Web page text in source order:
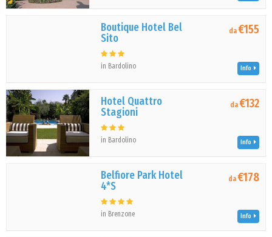
Boutique Hotel Bel
Sito
in Bardolino
da€155
Info
Hotel Quattro
Stagioni
in Bardolino
da€132
Info
Belfiore Park Hotel
4*S
in Brenzone
da€178
Info